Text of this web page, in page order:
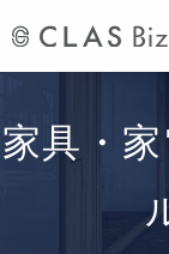
家具・